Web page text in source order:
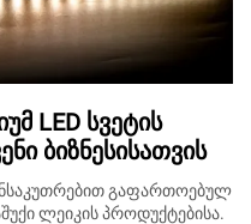
LED სვეტის
ბიზნესისათვის
გაფართოებულ
ლეიკის პროდუქტებისა.